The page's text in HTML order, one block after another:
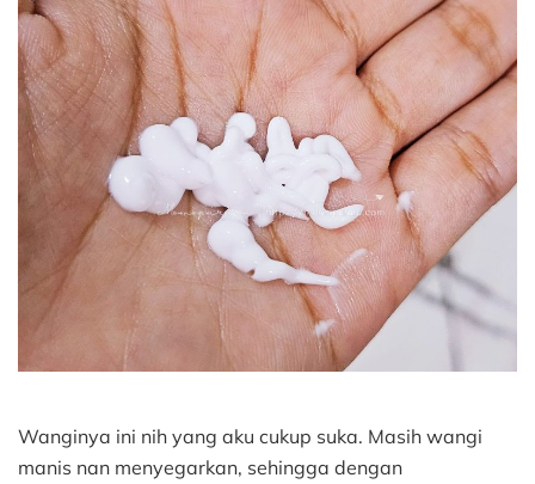
Wanginya ini nih yang aku cukup suka. Masih wangi
manis nan menyegarkan, sehingga dengan